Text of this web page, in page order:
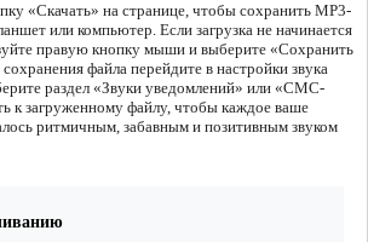
«Скачать» на странице, чтобы сохранить MP3-
или компьютер. Если загрузка не начинается
правую кнопку мыши и выберите «Сохранить
файла перейдите в настройки звука
раздел «Звуки уведомлений» или «СМС-
к загруженному файлу, чтобы каждое ваше
ритмичным, забавным и позитивным звуком